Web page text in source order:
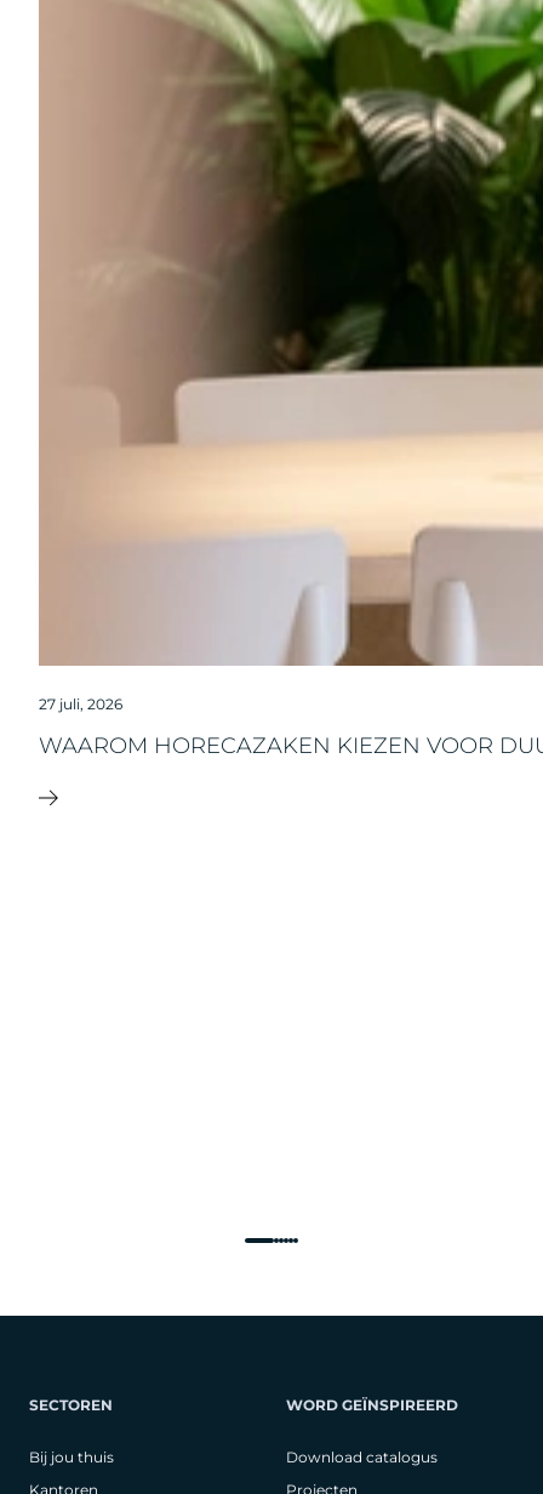
27 juli, 2026
WAAROM HORECAZAKEN KIEZEN VOOR
SECTOREN
Bij jou thuis
Kantoren
WORD GEÏNSPIREERD
Download catalogus
Projecten